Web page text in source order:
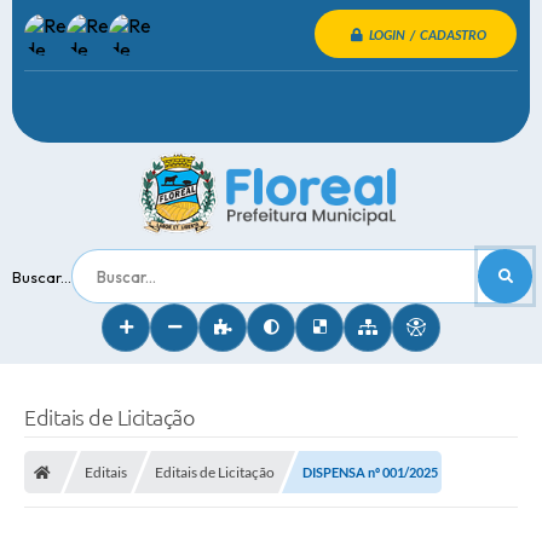
LOGIN / CADASTRO
Buscar...
Editais de Licitação
Editais Editais de Licitação DISPENSA nº 001/2025